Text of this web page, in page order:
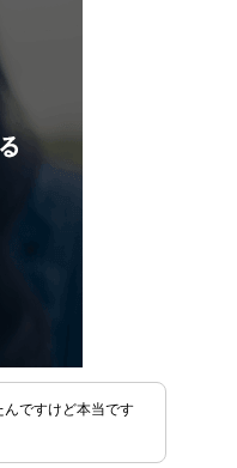
ですけど本当です